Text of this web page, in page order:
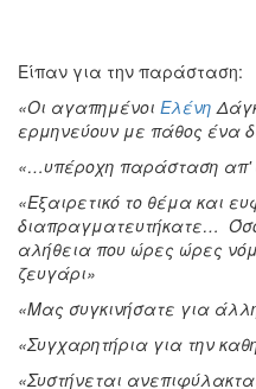
Είπαν για την παράσταση:
«Οι αγαπημένοι Ελένη
ερμηνεύουν με πάθος ένα δ
«…υπέροχη παράσταση απ'
«Εξαιρετικό το θέμα και
διαπραγματευτήκατε…
αλήθεια που ώρες ώρες
ζευγάρι»
«Μας συγκινήσατε για
«Συγχαρητήρια για την
«Συστήνεται